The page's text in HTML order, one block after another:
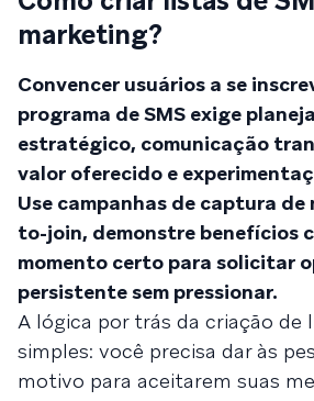
marketing?
Convencer usuários a se
programa de SMS exige
estratégico, comunicação
valor oferecido e
Use campanhas de captura
to-join, demonstre benefícios
momento certo para solicitar
persistente sem pressionar.
A lógica por trás da criação de
simples: você precisa dar às
motivo para aceitarem suas